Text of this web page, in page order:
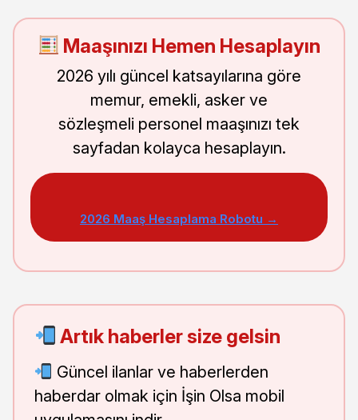
Maaşınızı Hemen Hesaplayın
2026 yılı güncel katsayılarına göre
memur, emekli, asker ve
sözleşmeli personel maaşınızı tek
sayfadan kolayca hesaplayın.
2026 Maaş Hesaplama Robotu →
Artık haberler size gelsin
Güncel ilanlar ve haberlerden
haberdar olmak için İşin Olsa mobil